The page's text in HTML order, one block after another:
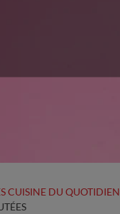
CUISINE DU QUOTIDIEN